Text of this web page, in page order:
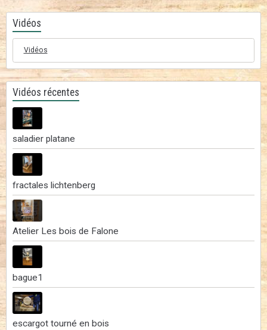
Vidéos
Vidéos
Vidéos récentes
saladier platane
fractales lichtenberg
Atelier Les bois de Falone
bague1
escargot tourné en bois